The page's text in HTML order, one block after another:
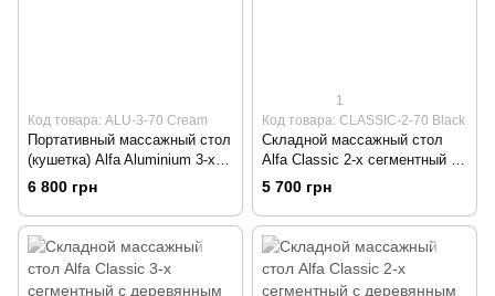
Код товара: ALU-3-70 Cream
Портативный массажный стол
(кушетка) Alfa Aluminium 3-х
сегментный с алюминиевым
каркасом, ширина 70 см
6 800 грн
1
Код товара: CLASSIC-2-70 Black
Складной массажный стол
Alfa Classic 2-х сегментный с
деревянным каркасом,
ширина 70 см
5 700 грн